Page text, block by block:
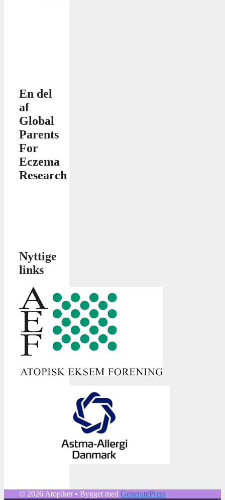
En del
af
Global
Parents
For
Eczema
Research
Nyttige
links
© 2026 Atopiker • Bygget med GeneratePress